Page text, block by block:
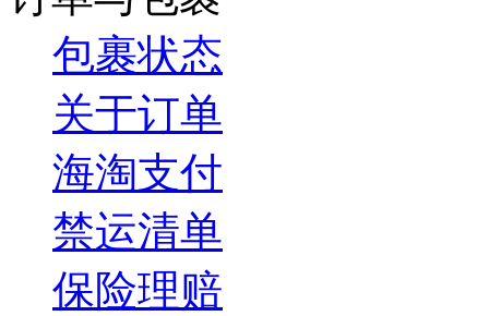
包裹状态
关于订单
海淘支付
禁运清单
保险理赔